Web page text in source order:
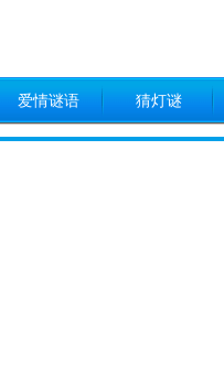
爱情谜语 猜灯谜